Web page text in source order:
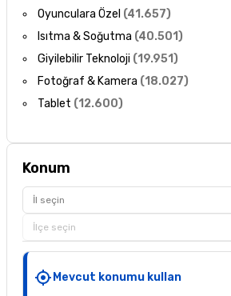
Oyunculara Özel (41.657)
Isıtma & Soğutma (40.501)
Giyilebilir Teknoloji (19.951)
Fotoğraf & Kamera (18.027)
Tablet (12.600)
Konum
İl seçin
İlçe seçin
Mevcut konumu kullan